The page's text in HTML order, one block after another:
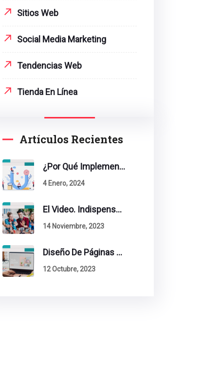
Sitios Web
Social Media Marketing
Tendencias Web
Tienda En Línea
Artículos Recientes
¿Por Qué Implementar La Metodología Inbound Marketing En Tu Empresa?
4 Enero, 2024
El Video. Indispensable En Tu Estrategia De Contenidos.
14 Noviembre, 2023
Diseño De Páginas Web. Esto Debe Tener Un Sitio Exitoso.
12 Octubre, 2023